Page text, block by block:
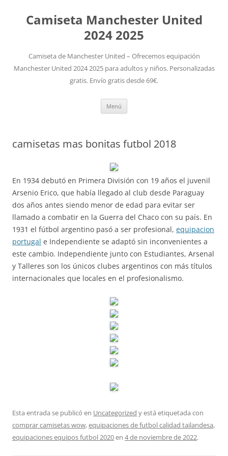
Camiseta Manchester United
2024 2025
Camiseta de Manchester United – Ofrecemos equipación
Manchester United 2024 2025 para adultos y niños. Personalizadas
gratis. Envío gratis desde 69€.
Menú
camisetas mas bonitas futbol 2018
En 1934 debutó en Primera División con 19 años el juvenil
Arsenio Erico, que había llegado al club desde Paraguay
dos años antes siendo menor de edad para evitar ser
llamado a combatir en la Guerra del Chaco con su país. En
1931 el fútbol argentino pasó a ser profesional, equipacion
portugal e Independiente se adaptó sin inconvenientes a
este cambio. Independiente junto con Estudiantes, Arsenal
y Talleres son los únicos clubes argentinos con más títulos
internacionales que locales en el profesionalismo.
Esta entrada se publicó en Uncategorized y está etiquetada con
comprar camisetas wow,equipaciones de futbol calidad tailandesa,
equipaciones equipos futbol 2020en 4 de noviembre de 2022.